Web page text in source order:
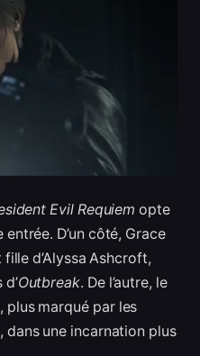
Evil Requiem opte
D’un côté, Grace
d’Alyssa Ashcroft,
Outbreak. De l’autre, le
, plus marqué par les
dans une incarnation plus